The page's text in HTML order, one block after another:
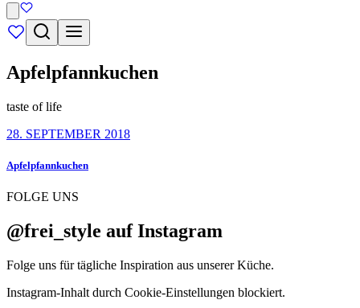
Apfelpfannkuchen
taste of life
28. SEPTEMBER 2018
Apfelpfannkuchen
FOLGE UNS
@frei_style auf Instagram
Folge uns für tägliche Inspiration aus unserer Küche.
Instagram-Inhalt durch Cookie-Einstellungen blockiert.